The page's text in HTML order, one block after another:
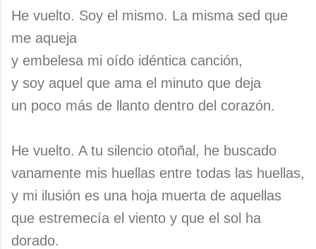
He vuelto. Soy el mismo. La misma sed que
me aqueja
y embelesa mi oído idéntica canción,
y soy aquel que ama el minuto que deja
un poco más de llanto dentro del corazón.
He vuelto. A tu silencio otoñal, he buscado
vanamente mis huellas entre todas las huellas,
y mi ilusión es una hoja muerta de aquellas
que estremecía el viento y que el sol ha
dorado.